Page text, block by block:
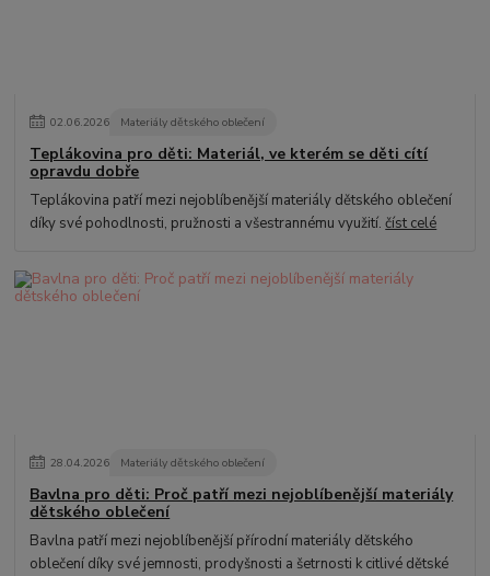
02.06.2026 Materiály dětského oblečení
Teplákovina pro děti: Materiál, ve kterém se děti cítí
opravdu dobře
Teplákovina patří mezi nejoblíbenější materiály dětského oblečení
díky své pohodlnosti, pružnosti a všestrannému využití.číst celé
28.04.2026 Materiály dětského oblečení
Bavlna pro děti: Proč patří mezi nejoblíbenější materiály
dětského oblečení
Bavlna patří mezi nejoblíbenější přírodní materiály dětského
oblečení díky své jemnosti, prodyšnosti a šetrnosti k citlivé dětské